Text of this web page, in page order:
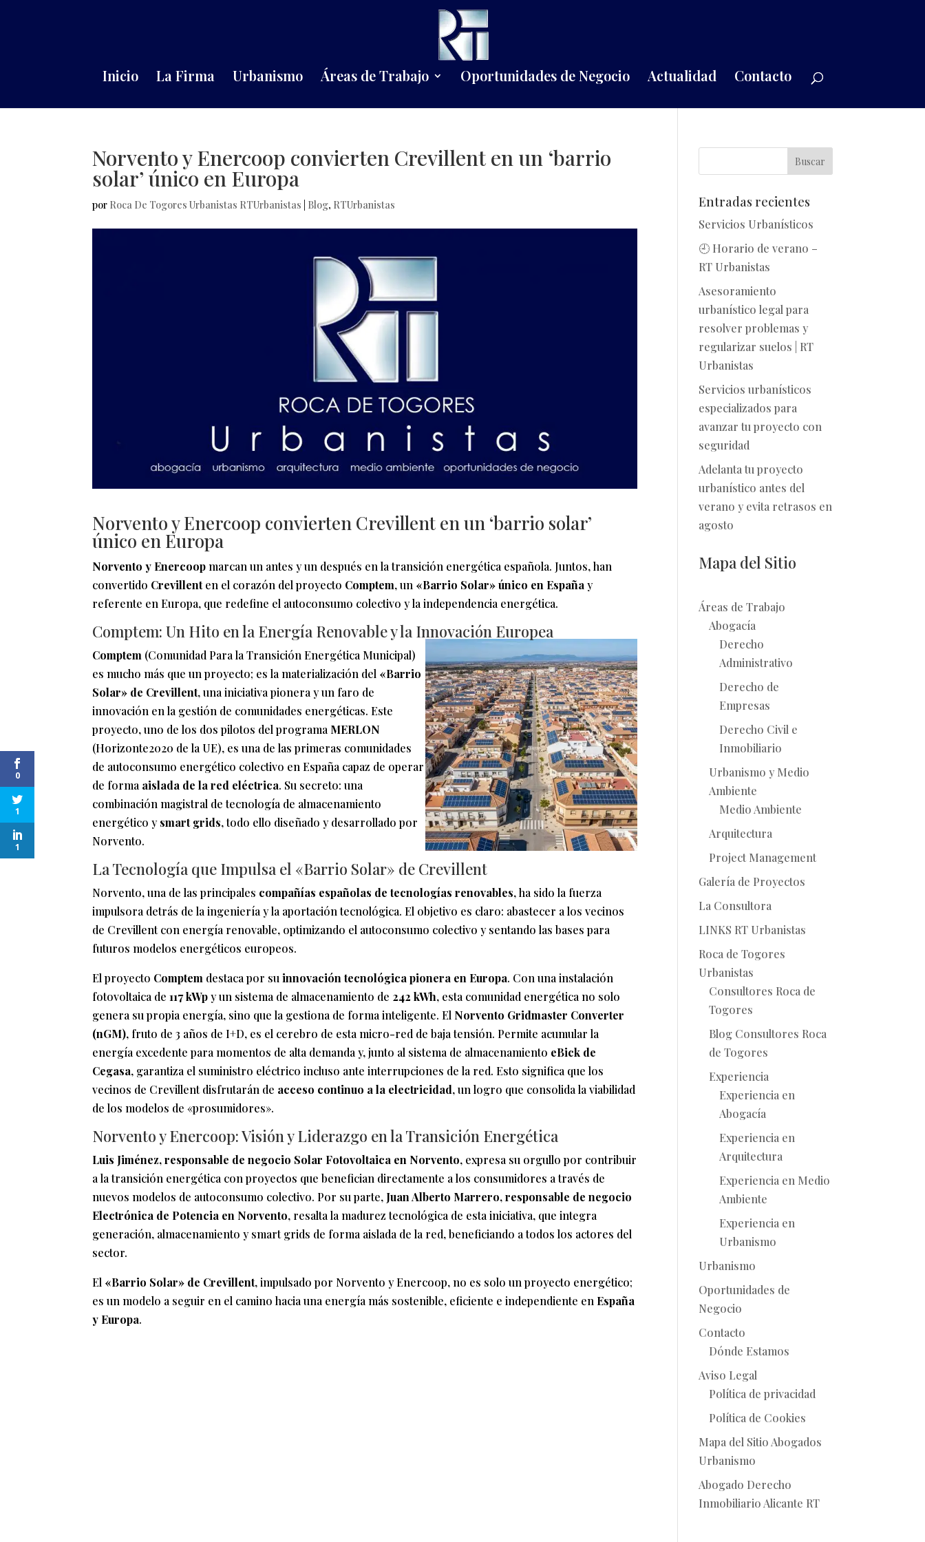
Inicio La Firma Urbanismo Áreas de Trabajo Oportunidades de Negocio Actualidad Contacto
Norvento y Enercoop convierten Crevillent en un ‘barrio
solar’ único en Europa
por Roca De Togores Urbanistas RTUrbanistas Blog, RTUrbanistas
Norvento y Enercoop convierten Crevillent en un ‘barrio solar’
único en Europa
Norvento y Enercoop marcan un antes y un después en la transición energética española. Juntos, han
convertido Crevillenten el corazón del proyecto Comptem, un «Barrio Solar» único en España y
referente en Europa, que redefine el autoconsumo colectivo y la independencia energética.
Comptem: Un Hito en la Energía Renovable y la Innovación Europea
Comptem (Comunidad Para la Transición Energética Municipal)
es mucho más que un proyecto; es la materialización del «Barrio
Solar» de Crevillent, una iniciativa pionera y un faro de
innovación en la gestión de comunidades energéticas. Este
proyecto, uno de los dos pilotos del programa MERLON
(Horizonte2020 de la UE), es una de las primeras comunidades
de autoconsumo energético colectivo en España capaz de operar
de forma aislada de la red eléctrica. Su secreto: una
combinación magistral de tecnología de almacenamiento
energético ysmart grids, todo ello diseñado y desarrollado por
Norvento.
La Tecnología que Impulsa el «Barrio Solar» de Crevillent
Norvento, una de las principales compañías españolas de tecnologías renovables, ha sido la fuerza
impulsora detrás de la ingeniería y la aportación tecnológica. El objetivo es claro: abastecer a los vecinos
de Crevillent con energía renovable, optimizando el autoconsumo colectivo y sentando las bases para
futuros modelos energéticos europeos.
El proyecto Comptem destaca por suinnovación tecnológica pionera en Europa. Con una instalación
fotovoltaica de117 kWpy un sistema de almacenamiento de 242 kWh, esta comunidad energética no solo
genera su propia energía, sino que la gestiona de forma inteligente. El Norvento Gridmaster Converter
(nGM), fruto de 3 años de I+D, es el cerebro de esta micro-red de baja tensión. Permite acumular la
energía excedente para momentos de alta demanda y, junto al sistema de almacenamiento eBick de
Cegasa, garantiza el suministro eléctrico incluso ante interrupciones de la red. Esto significa que los
vecinos de Crevillent disfrutarán de acceso continuo a la electricidad, un logro que consolida la viabilidad
de los modelos de «prosumidores».
Norvento y Enercoop: Visión y Liderazgo en la Transición Energética
Luis Jiménez, responsable de negocio Solar Fotovoltaica en Norvento, expresa su orgullo por contribuir
a la transición energética con proyectos que benefician directamente a los consumidores a través de
nuevos modelos de autoconsumo colectivo. Por su parte, Juan Alberto Marrero, responsable de negocio
Electrónica de Potencia en Norvento, resalta la madurez tecnológica de esta iniciativa, que integra
generación, almacenamiento y smart grids de forma aislada de la red, beneficiando a todos los actores del
sector.
El «Barrio Solar» de Crevillent, impulsado por Norvento y Enercoop, no es solo un proyecto energético;
es un modelo a seguir en el camino hacia una energía más sostenible, eficiente e independiente en España
y Europa.
Entradas recientes
Servicios Urbanísticos
🕘 Horario de verano –
RT Urbanistas
Asesoramiento
urbanístico legal para
resolver problemas y
regularizar suelos | RT
Urbanistas
Servicios urbanísticos
especializados para
avanzar tu proyecto con
seguridad
Adelanta tu proyecto
urbanístico antes del
verano y evita retrasos en
agosto
Mapa del Sitio
Áreas de Trabajo
Abogacía
Derecho
Administrativo
Derecho de
Empresas
Derecho Civil e
Inmobiliario
Urbanismo y Medio
Ambiente
Medio Ambiente
Arquitectura
Project Management
Galería de Proyectos
La Consultora
LINKS RT Urbanistas
Roca de Togores
Urbanistas
Consultores Roca de
Togores
Blog Consultores Roca
de Togores
Experiencia
Experiencia en
Abogacía
Experiencia en
Arquitectura
Experiencia en Medio
Ambiente
Experiencia en
Urbanismo
Urbanismo
Oportunidades de
Negocio
Contacto
Dónde Estamos
Aviso Legal
Política de privacidad
Política de Cookies
Mapa del Sitio Abogados
Urbanismo
Abogado Derecho
Inmobiliario Alicante RT
0
1
1